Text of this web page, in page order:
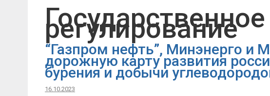
Государственное
регулирование
“Газпром нефть”, Минэнерго и
дорожную карту развития
бурения и добычи
16.10.2023